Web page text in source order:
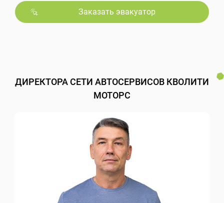
Заказать эвакуатор
ДИРЕКТОРА СЕТИ АВТОСЕРВИСОВ КВОЛИТИ
МОТОРС